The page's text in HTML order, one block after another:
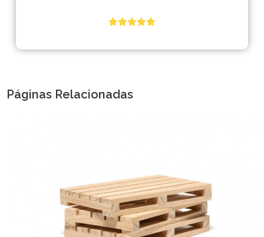
Páginas Relacionadas